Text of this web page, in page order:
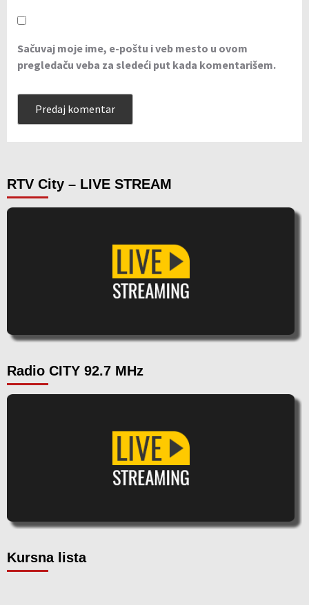
Sačuvaj moje ime, e-poštu i veb mesto u ovom
pregledaču veba za sledeći put kada komentarišem.
RTV City – LIVE STREAM
Radio CITY 92.7 MHz
Kursna lista